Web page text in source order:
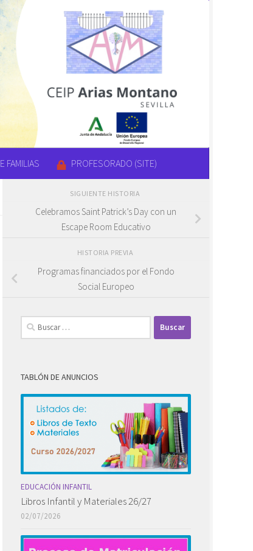
FAMILIAS PROFESORADO (SITE)
SIGUIENTE HISTORIA
Celebramos Saint Patrick’s Day con un
Escape Room Educativo
HISTORIA PREVIA
Programas financiados por el Fondo
Social Europeo
Buscar:
TABLÓN DE ANUNCIOS
EDUCACIÓN INFANTIL
Libros Infantil y Materiales 26/27
02/07/2026